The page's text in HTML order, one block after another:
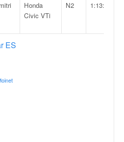
Honda
Civic VTi
N2 1:13:08.9
ES